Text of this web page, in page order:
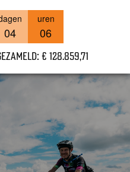
04
uren
06
€ 128.859,71